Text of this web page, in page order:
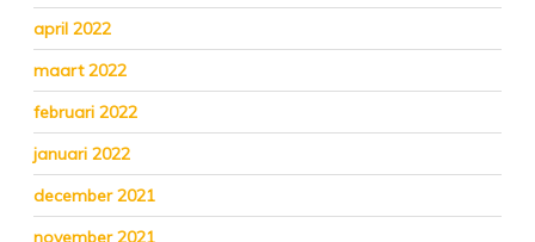
april 2022
maart 2022
februari 2022
januari 2022
december 2021
november 2021